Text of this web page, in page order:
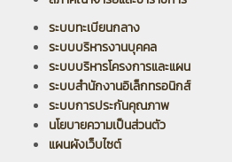
ระบบทะเบียนกลาง
ระบบบริหารงานบุคคล
ระบบบริหารโครงการและแผน
ระบบสำนักงานอิเล็กทรอนิกส์
ระบบการประกันคุณภาพ
นโยบายความเป็นส่วนตัว
แผนผังเว็บไซต์